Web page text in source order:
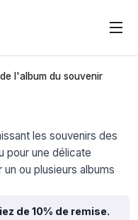
l'album du souvenir
les souvenirs des
pour une délicate
ou plusieurs albums
de 10% de remise.